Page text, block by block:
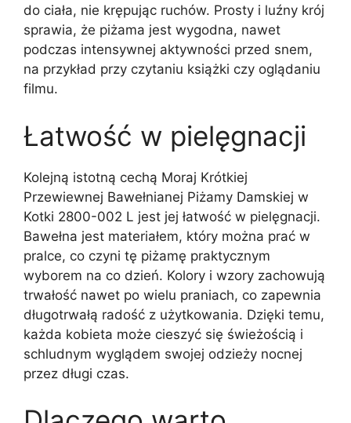
do ciała, nie krępując ruchów. Prosty i luźny krój
sprawia, że piżama jest wygodna, nawet
podczas intensywnej aktywności przed snem,
na przykład przy czytaniu książki czy oglądaniu
filmu.
Łatwość w pielęgnacji
Kolejną istotną cechą Moraj Krótkiej
Przewiewnej Bawełnianej Piżamy Damskiej w
Kotki 2800-002 L jest jej łatwość w pielęgnacji.
Bawełna jest materiałem, który można prać w
pralce, co czyni tę piżamę praktycznym
wyborem na co dzień. Kolory i wzory zachowują
trwałość nawet po wielu praniach, co zapewnia
długotrwałą radość z użytkowania. Dzięki temu,
każda kobieta może cieszyć się świeżością i
schludnym wyglądem swojej odzieży nocnej
przez długi czas.